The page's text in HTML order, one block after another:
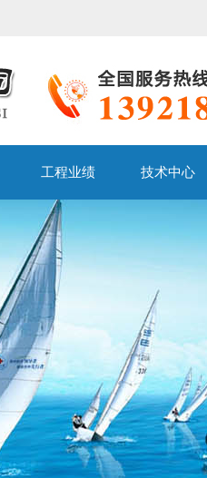
工程业绩 技术中心